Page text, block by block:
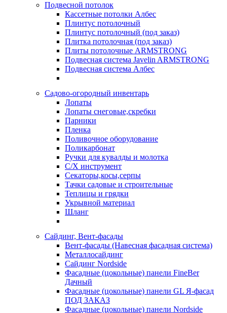
Подвесной потолок
Кассетные потолки Албес
Плинтус потолочный
Плинтус потолочный (под заказ)
Плитка потолочная (под заказ)
Плиты потолочные ARMSTRONG
Подвесная система Javelin ARMSTRONG
Подвесная система Албес
Садово-огородный инвентарь
Лопаты
Лопаты снеговые,скребки
Парники
Пленка
Поливочное оборудование
Поликарбонат
Ручки для кувалды и молотка
С/Х инструмент
Секаторы,косы,серпы
Тачки садовые и строительные
Теплицы и грядки
Укрывной материал
Шланг
Сайдинг, Вент-фасады
Вент-фасады (Навесная фасадная система)
Металлосайдинг
Сайдинг Nordside
Фасадные (цокольные) панели FineBer
Дачный
Фасадные (цокольные) панели GL Я-фасад
ПОД ЗАКАЗ
Фасадные (цокольные) панели Nordside